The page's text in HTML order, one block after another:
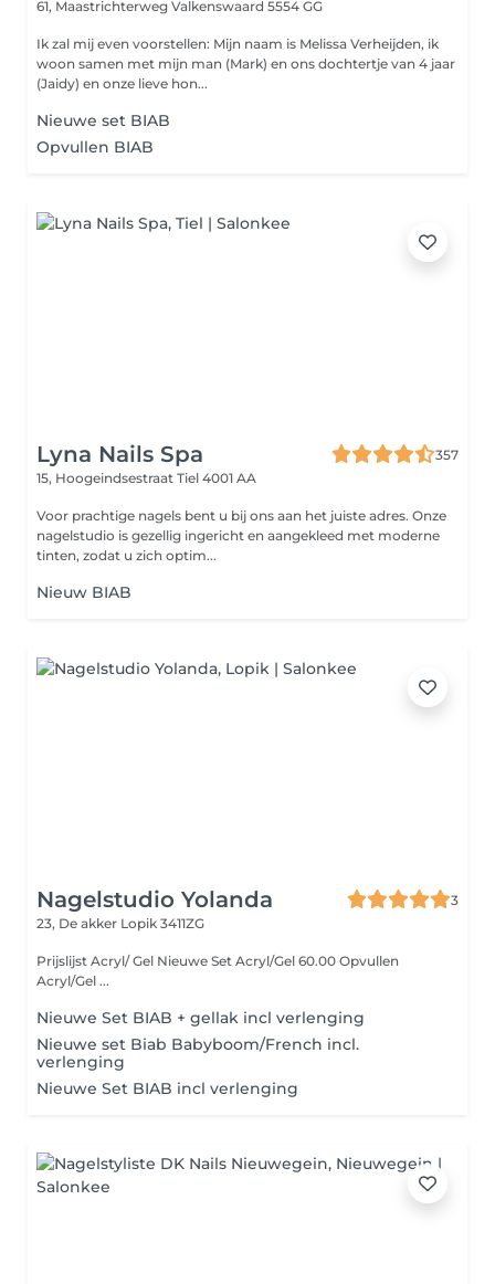
61, Maastrichterweg Valkenswaard 5554 GG
Ik zal mij even voorstellen: Mijn naam is Melissa Verheijden, ik
woon samen met mijn man (Mark) en ons dochtertje van 4 jaar
(Jaidy) en onze lieve hon...
Nieuwe set BIAB
Opvullen BIAB
Lyna Nails Spa
357
15, Hoogeindsestraat Tiel 4001 AA
Voor prachtige nagels bent u bij ons aan het juiste adres. Onze
nagelstudio is gezellig ingericht en aangekleed met moderne
tinten, zodat u zich optim...
Nieuw BIAB
Nagelstudio Yolanda
3
23, De akker Lopik 3411ZG
Prijslijst Acryl/ Gel Nieuwe Set Acryl/Gel 60.00 Opvullen
Acryl/Gel ...
Nieuwe Set BIAB + gellak incl verlenging
Nieuwe set Biab Babyboom/French incl.
verlenging
Nieuwe Set BIAB incl verlenging